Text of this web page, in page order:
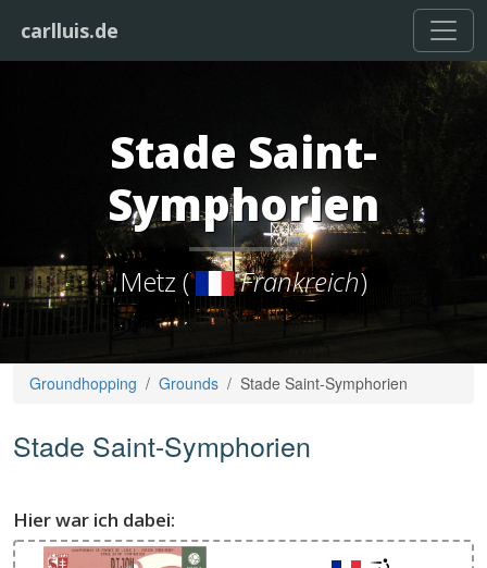
carlluis.de
Stade Saint-
Symphorien
Metz ( Frankreich)
Groundhopping Grounds Stade Saint-Symphorien
Stade Saint-Symphorien
Hier war ich dabei: